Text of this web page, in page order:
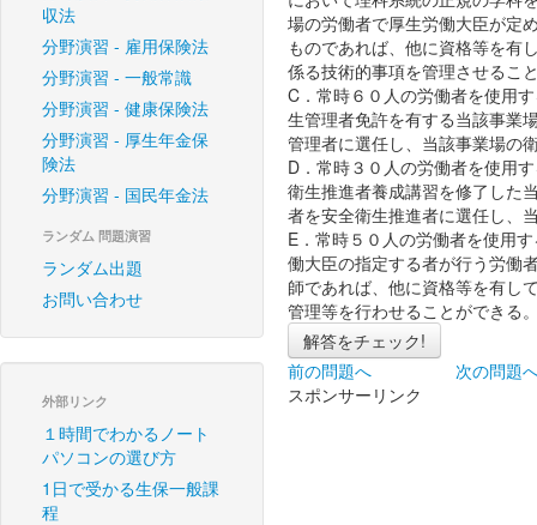
収法
分野演習 - 雇用保険法
分野演習 - 一般常識
分野演習 - 健康保険法
分野演習 - 厚生年金保
険法
分野演習 - 国民年金法
ランダム 問題演習
ランダム出題
お問い合わせ
外部リンク
１時間でわかるノート
パソコンの選び方
1日で受かる生保一般課
程
場の労働者で厚生労働大臣が定
ものであれば、他に資格等を有
係る技術的事項を管理させるこ
C．常時６０人の労働者を使用
生管理者免許を有する当該事業
管理者に選任し、当該事業場の
D．常時３０人の労働者を使用
衛生推進者養成講習を修了した
者を安全衛生推進者に選任し、
E．常時５０人の労働者を使用
働大臣の指定する者が行う労働
師であれば、他に資格等を有し
管理等を行わせることができる
解答をチェック!
前の問題へ
次の問題
スポンサーリンク